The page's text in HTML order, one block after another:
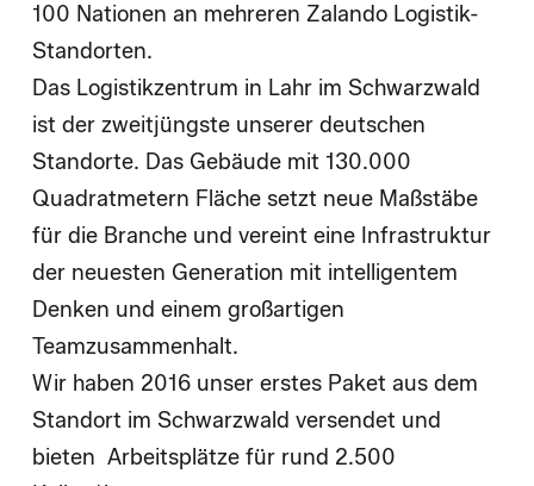
100 Nationen an mehreren Zalando Logistik-
Standorten.
Das Logistikzentrum in Lahr im Schwarzwald
ist der zweitjüngste unserer deutschen
Standorte. Das Gebäude mit 130.000
Quadratmetern Fläche setzt neue Maßstäbe
für die Branche und vereint eine Infrastruktur
der neuesten Generation mit intelligentem
Denken und einem großartigen
Teamzusammenhalt.
Wir haben 2016 unser erstes Paket aus dem
Standort im Schwarzwald versendet und
bieten Arbeitsplätze für rund 2.500